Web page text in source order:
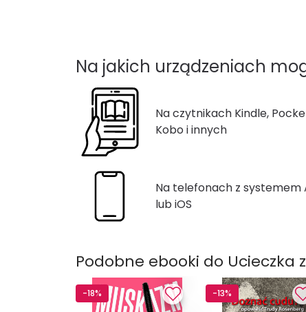
Na jakich urządzeniach
Na czytnikach Kindle,
Kobo i innych
Na telefonach z systemem
lub iOS
Podobne ebooki do Ucieczka
-18% -13%